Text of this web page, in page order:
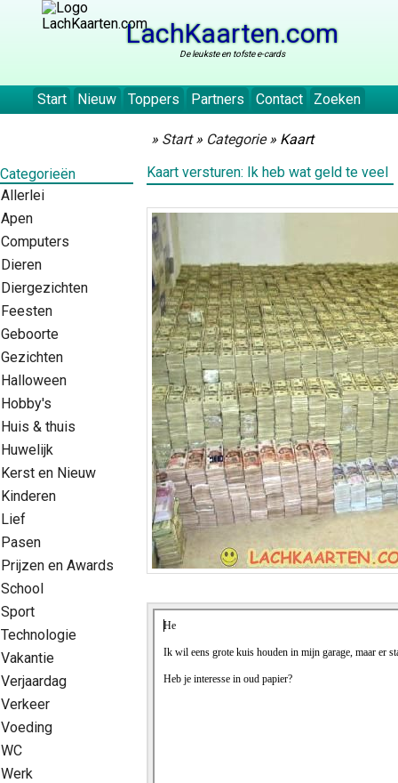
LachKaarten.com
De leukste en tofste e-cards
Start Nieuw Toppers Partners Contact Zoeken
Categorieën
Allerlei
Apen
Computers
Dieren
Diergezichten
Feesten
Geboorte
Gezichten
Halloween
Hobby's
Huis & thuis
Huwelijk
Kerst en Nieuw
Kinderen
Lief
Pasen
Prijzen en Awards
School
Sport
Technologie
Vakantie
Verjaardag
Verkeer
Voeding
WC
Werk
» Start» Categorie» Kaart
Kaart versturen: Ik heb wat geld te veel